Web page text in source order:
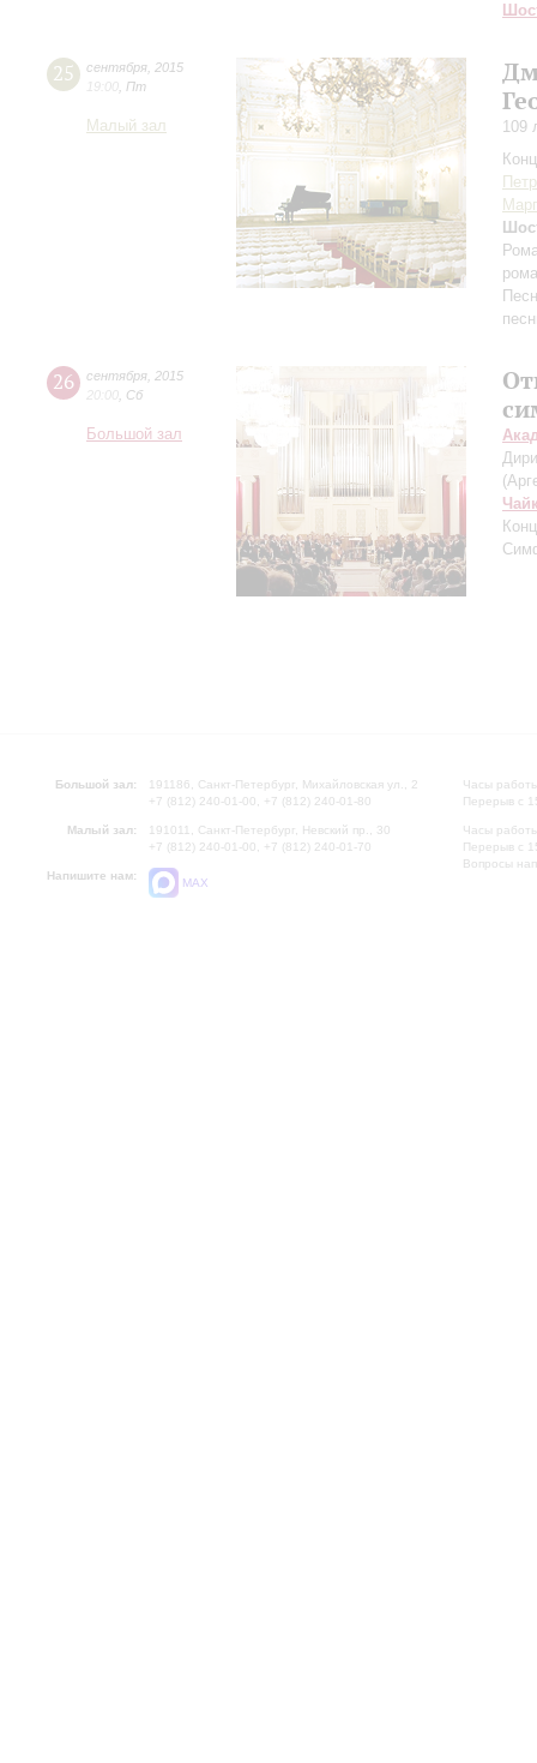
25 сентября 2015
19:00 Пт
Малый зал
109
26 сентября 2015
20:00 Сб
Большой зал
Большой зал:
191186, Санкт-Петербург, Михайловская ул., 2
+7 (812) 240-01-00, +7 (812) 240-01-80
Малый зал:
191011, Санкт-Петербург, Невский пр., 30
+7 (812) 240-01-00, +7 (812) 240-01-70
Напишите нам:
MAX
Часы
Перерыв с
Часы
Перерыв с
Вопросы